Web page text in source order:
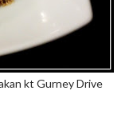
kt Gurney Drive